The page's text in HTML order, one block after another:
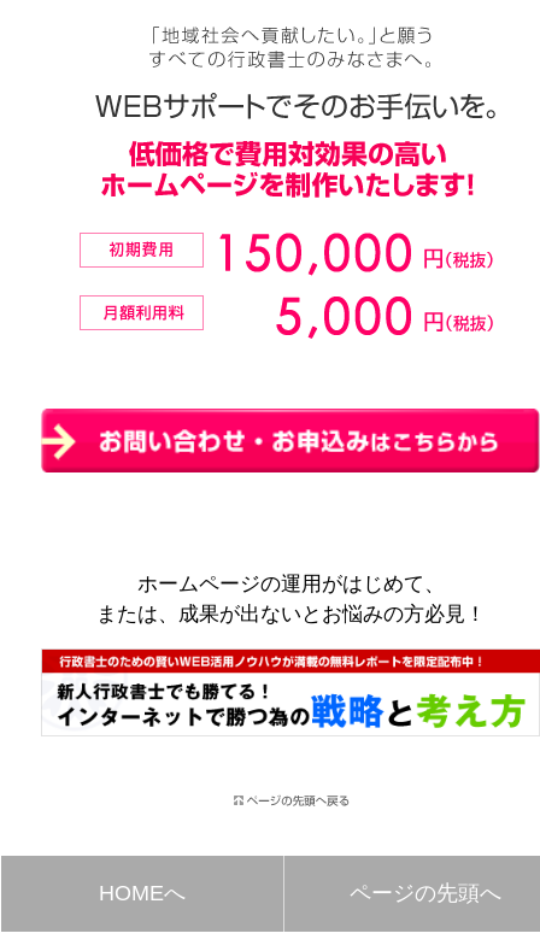
ホームページの運用がはじめて、
または、成果が出ないとお悩みの方必見！
HOMEへ ページの先頭へ